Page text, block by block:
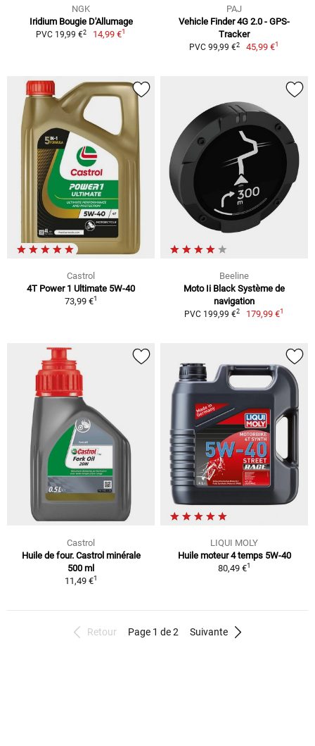
NGK
Iridium Bougie D'Allumage
PVC 19,99 €2 14,99 €1
PAJ
Vehicle Finder 4G 2.0 - GPS-
Tracker
PVC 99,99 €2 45,99 €1
Castrol
4T Power 1 Ultimate 5W-40
73,99 €1
Beeline
Moto Ii Black Système de
navigation
PVC 199,99 €2 179,99 €1
Castrol
Huile de four. Castrol minérale
500 ml
11,49 €1
LIQUI MOLY
Huile moteur 4 temps 5W-40
80,49 €1
Retour Page 1 de 2 Suivante